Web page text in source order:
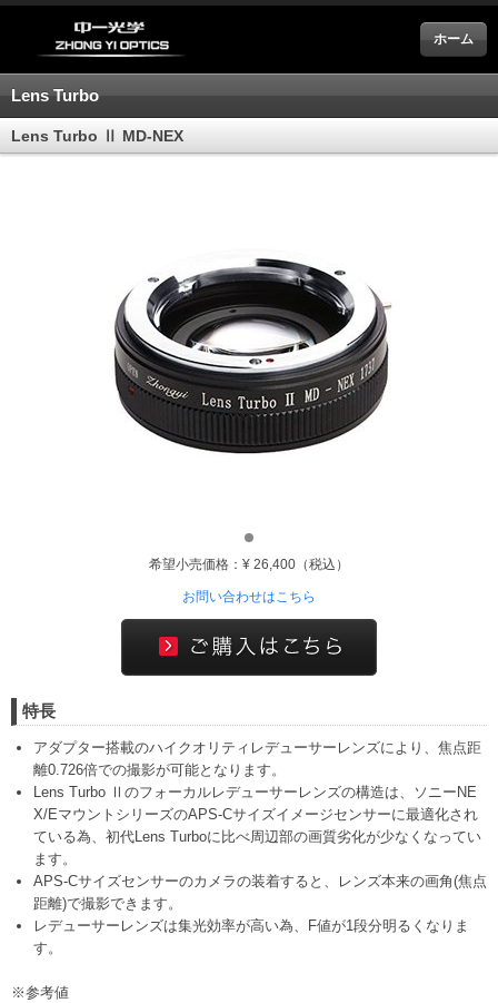
ホーム
Lens Turbo
Lens Turbo Ⅱ MD-NEX
希望小売価格：¥ 26,400（税込）
お問い合わせはこちら
特長
アダプター搭載のハイクオリティレデューサーレンズにより、焦点距
離0.726倍での撮影が可能となります。
Lens Turbo Ⅱのフォーカルレデューサーレンズの構造は、ソニーNE
X/EマウントシリーズのAPS-Cサイズイメージセンサーに最適化され
ている為、初代Lens Turboに比べ周辺部の画質劣化が少なくなってい
ます。
APS-Cサイズセンサーのカメラの装着すると、レンズ本来の画角(焦点
距離)で撮影できます。
レデューサーレンズは集光効率が高い為、F値が1段分明るくなりま
す。
※参考値